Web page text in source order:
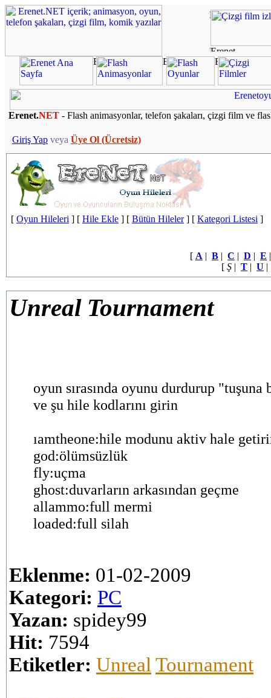
Erenet.NET - Flash animasyonlar, telefon şakaları, çizgi film ve
Giriş Yap veya Üye Ol (Ücretsiz)
[ Oyun Hileleri ] [ Hile Ekle ] [ Bütün Hileler] [ Kategori Listesi ]
[ A | B | C | D | E
[ Ş | T | U
Unreal Tournament
oyun sırasında oyunu durdurup "tuşuna
ve şu hile kodlarını girin
ıamtheone:hile modunu aktiv hale
god:ölümsüzlük
fly:uçma
ghost:duvarların arkasından geçme
allammo:full mermi
loaded:full silah
Eklenme: 01-02-2009
Kategori: PC
Yazan: spidey99
Hit: 7594
Etiketler: UnrealTournament